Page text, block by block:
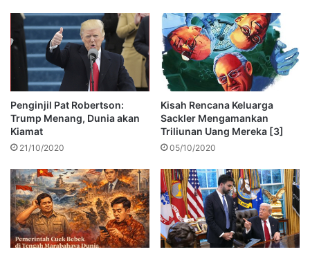
Penginjil Pat Robertson:
Trump Menang, Dunia akan
Kiamat
21/10/2020
Kisah Rencana Keluarga
Sackler Mengamankan
Triliunan Uang Mereka [3]
05/10/2020